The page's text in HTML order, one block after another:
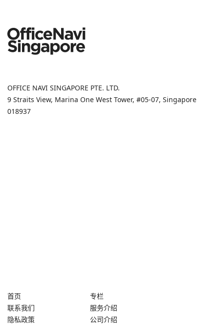
OFFICE NAVI SINGAPORE PTE. LTD.
9 Straits View, Marina One West Tower, #05-07, Singapore
018937
首页
专栏
联系我们
服务介绍
隐私政策
公司介绍